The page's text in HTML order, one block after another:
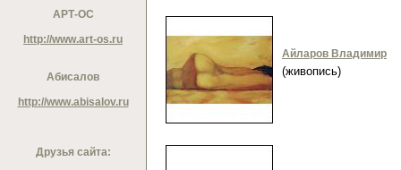
АРТ-ОС
http://www.art-os.ru
Абисалов
http://www.abisalov.ru
Друзья сайта:
Айларов Владимир
(живопись)